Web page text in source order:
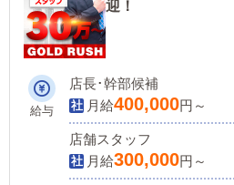
迎！
給与
店長･幹部候補
月給400,000円～
店舗スタッフ
月給300,000円～